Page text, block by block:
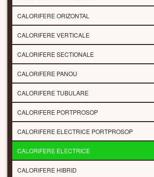
CALORIFERE ORIZONTAL
CALORIFERE VERTICALE
CALORIFERE SECTIONALE
CALORIFERE PANOU
CALORIFERE TUBULARE
CALORIFERE PORTPROSOP
CALORIFERE ELECTRICE PORTPROSOP
CALORIFERE ELECTRICE
CALORIFERE HIBRID